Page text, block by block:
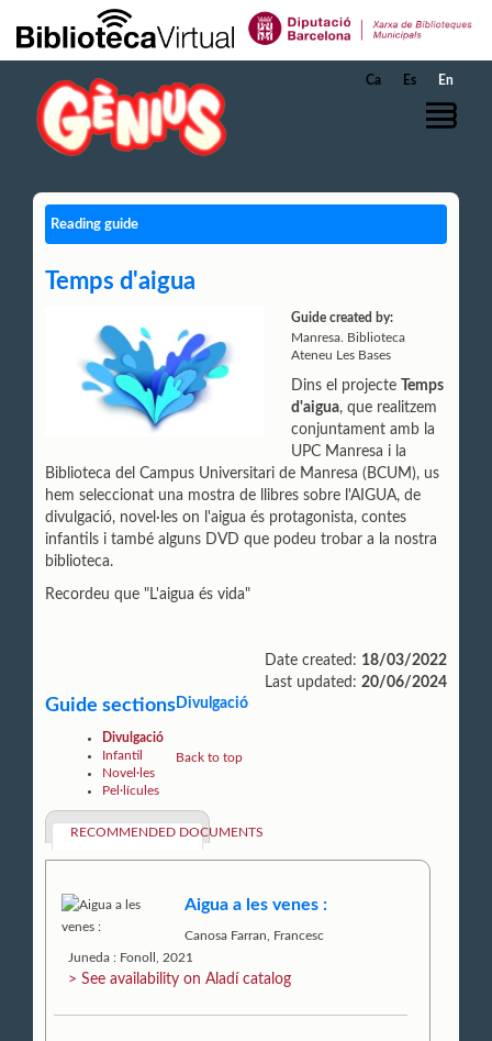
Skip to Main Content
Ca Es En
Reading guide
Temps d'aigua
Guide created by:
Manresa. Biblioteca
Ateneu Les Bases
Dins el projecte
Temps
d'aigua, que realitzem
conjuntament amb la
UPC Manresa i la
Biblioteca del Campus Universitari de Manresa (BCUM), us
hem seleccionat una mostra de llibres sobre l'AIGUA, de
divulgació, novel·les on l'aigua és protagonista, contes
infantils i també alguns DVD que podeu trobar a la nostra
biblioteca.
Recordeu que "L'aigua és vida"
Date created: 18/03/2022
Last updated: 20/06/2024
Guide sections
Divulgació
Infantil
Novel·les
Pel·lícules
Divulgació
RECOMMENDED DOCUMENTS
Aigua a les venes :
Canosa Farran, Francesc
Juneda : Fonoll, 2021
> See availability on Aladí catalog
Back to top